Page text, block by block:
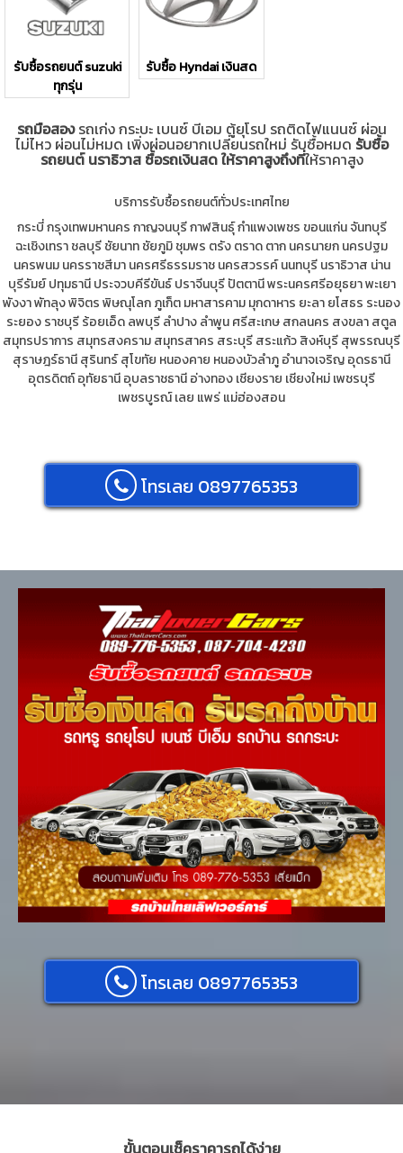
รับซื้อรถยนต์ suzuki
ทุกรุ่น
รับซื้อ Hyndai เงินสด
รถมือสองรถเก่ง กระบะ เบนซ์ บีเอม ตู้ยุโรป รถติดไฟแนนซ์ ผ่อน
ไม่ไหว ผ่อนไม่หมด เพิ่งผ่อนอยากเปลี่ยนรถใหม่ รับซื้อหมด รับซื้อ
รถยนต์ นราธิวาส ซื้อรถเงินสด ให้ราคาสูงถึงที่ให้ราคาสูง
บริการรับซื้อรถยนต์ทั่วประเทศไทย
กระบี่กรุงเทพมหานครกาญจนบุรีกาฬสินธุ์กำแพงเพชร ขอนแก่น จันทบุรี
ฉะเชิงเทราชลบุรีชัยนาทชัยภูมิชุมพร ตรังตราดตากนครนายกนครปฐม
นครพนม นครราชสีมา นครศรีธรรมราช นครสวรรค์ นนทบุรี นราธิวาส น่าน
บุรีรัมย์ ปทุมธานี ประจวบคีรีขันธ์ ปราจีนบุรี ปัตตานีพระนครศรีอยุธยาพะเยา
พังงาพัทลุงพิจิตรพิษณุโลกภูเก็ตมหาสารคามมุกดาหาร ยะลายโสธร ระนอง
ระยองราชบุรีร้อยเอ็ดลพบุรีลำปางลำพูนศรีสะเกษสกลนคร สงขลาสตูล
สมุทรปราการ สมุทรสงครามสมุทรสาคร สระบุรีสระแก้วสิงห์บุรีสุพรรณบุรี
สุราษฎร์ธานีสุรินทร์สุโขทัย หนองคาย หนองบัวลำภูอำนาจเจริญอุดรธานี
อุตรดิตถ์อุทัยธานีอุบลราชธานีอ่างทองเชียงราย เชียงใหม่เพชรบุรี
เพชรบูรณ์เลย แพร่แม่ฮ่องสอน
โทรเลย 0897765353
โทรเลย 0897765353
ขั้นตอนเช็คราคารถได้ง่าย